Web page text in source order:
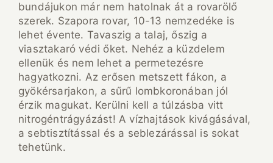
bundájukon már nem hatolnak át a rovarölő
szerek. Szapora rovar, 10-13 nemzedéke is
lehet évente. Tavaszig a talaj, őszig a
viasztakaró védi őket. Nehéz a küzdelem
ellenük és nem lehet a permetezésre
hagyatkozni. Az erősen metszett fákon, a
gyökérsarjakon, a sűrű lombkoronában jól
érzik magukat. Kerülni kell a túlzásba vitt
nitrogéntrágyázást! A vízhajtások kivágásával,
a sebtisztítással és a seblezárással is sokat
tehetünk.